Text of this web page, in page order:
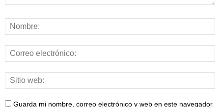
Guarda mi nombre, correo electrónico y web en este navegador